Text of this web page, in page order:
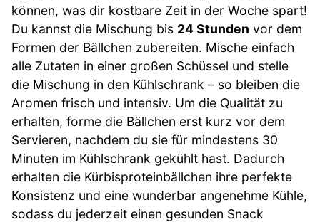
können, was dir kostbare Zeit in der Woche spart!
Du kannst die Mischung bis 24 Stunden vor dem
Formen der Bällchen zubereiten. Mische einfach
alle Zutaten in einer großen Schüssel und stelle
die Mischung in den Kühlschrank – so bleiben die
Aromen frisch und intensiv. Um die Qualität zu
erhalten, forme die Bällchen erst kurz vor dem
Servieren, nachdem du sie für mindestens 30
Minuten im Kühlschrank gekühlt hast. Dadurch
erhalten die Kürbisproteinbällchen ihre perfekte
Konsistenz und eine wunderbar angenehme Kühle,
sodass du jederzeit einen gesunden Snack